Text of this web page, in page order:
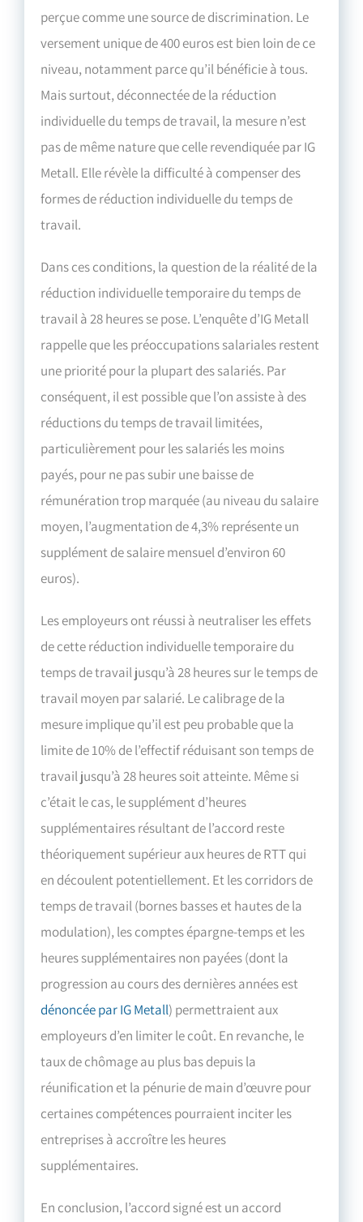
perçue comme une source de discrimination. Le
versement unique de 400 euros est bien loin de ce
niveau, notamment parce qu’il bénéficie à tous.
Mais surtout, déconnectée de la réduction
individuelle du temps de travail, la mesure n’est
pas de même nature que celle revendiquée par IG
Metall. Elle révèle la difficulté à compenser des
formes de réduction individuelle du temps de
travail.
Dans ces conditions, la question de la réalité de la
réduction individuelle temporaire du temps de
travail à 28 heures se pose. L’enquête d’IG Metall
rappelle que les préoccupations salariales restent
une priorité pour la plupart des salariés. Par
conséquent, il est possible que l’on assiste à des
réductions du temps de travail limitées,
particulièrement pour les salariés les moins
payés, pour ne pas subir une baisse de
rémunération trop marquée (au niveau du salaire
moyen, l’augmentation de 4,3% représente un
supplément de salaire mensuel d’environ 60
euros).
Les employeurs ont réussi à neutraliser les effets
de cette réduction individuelle temporaire du
temps de travail jusqu’à 28 heures sur le temps de
travail moyen par salarié. Le calibrage de la
mesure implique qu’il est peu probable que la
limite de 10% de l’effectif réduisant son temps de
travail jusqu’à 28 heures soit atteinte. Même si
c’était le cas, le supplément d’heures
supplémentaires résultant de l’accord reste
théoriquement supérieur aux heures de RTT qui
en découlent potentiellement. Et les corridors de
temps de travail (bornes basses et hautes de la
modulation), les comptes épargne-temps et les
heures supplémentaires non payées (dont la
progression au cours des dernières années est
dénoncée par IG Metall) permettraient aux
employeurs d’en limiter le coût. En revanche, le
taux de chômage au plus bas depuis la
réunification et la pénurie de main d’œuvre pour
certaines compétences pourraient inciter les
entreprises à accroître les heures
supplémentaires.
En conclusion, l’accord signé est un accord